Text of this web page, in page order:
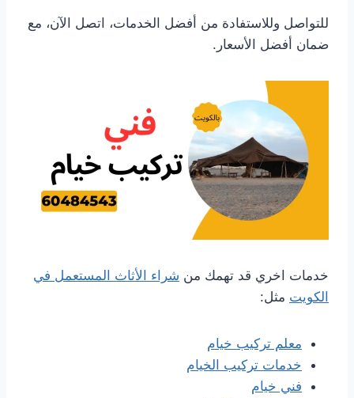
للتواصل وللاستفادة من أفضل الخدمات، اتصل الآن، مع
ضمان أفضل الأسعار.
خدمات اخري قد تهمك من شراء الأثاث المستعمل في
الكويت مثل:
معلم تركيب خيام
خدمات تركيب الخيام
فني خيام